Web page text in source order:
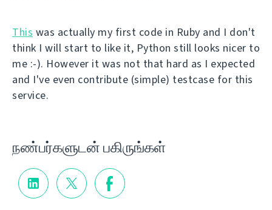
This was actually my first code in Ruby and I don't
think I will start to like it, Python still looks nicer to
me :-). However it was not that hard as I expected
and I've even contribute (simple) testcase for this
service.
நண்பர்களுடன் பகிருங்கள்